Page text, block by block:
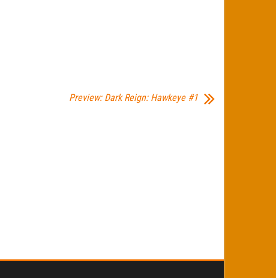
Preview: Dark Reign: Hawkeye #1